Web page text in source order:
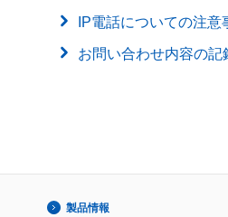
IP電話についての注意
お問い合わせ内容の記
製品情報